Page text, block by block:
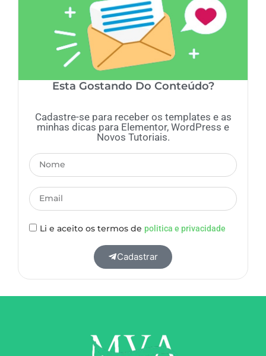
Esta Gostando Do Conteúdo?
Cadastre-se para receber os templates e as
minhas dicas para Elementor, WordPress e
Novos Tutoriais.
Li e aceito os termos de politica e privacidade
Cadastrar